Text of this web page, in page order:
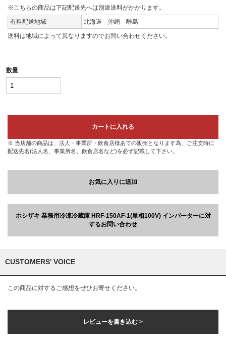
※こちらの商品は下記配送先へは別途送料がかかります。
有料配送地域
北海道 沖縄 離島
送料は地域によって異なりますのでお問い合わせください。
数量
カートに入れる
※ 当店舗の商品は、法人・事業所・飲食店様あての販売となります為、ご注文時に
配送先名(法人名、事業所名、飲食店名など)を必ず記載して下さい。
お気に入りに追加
ホシザキ 業務用冷凍冷蔵庫 HRF-150AF-1(単相100V) インバーターに対
するお問い合わせ
CUSTOMERS' VOICE
この商品に対するご感想をぜひお寄せください。
レビューを書き込む >